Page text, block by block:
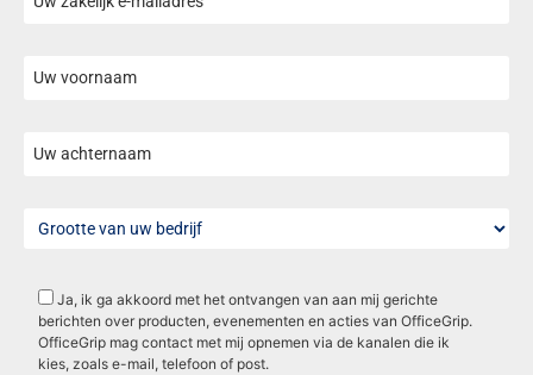
Ja, ik ga akkoord met het ontvangen van aan mij gerichte
berichten over producten, evenementen en acties van OfficeGrip.
OfficeGrip mag contact met mij opnemen via de kanalen die ik
kies, zoals e-mail, telefoon of post.